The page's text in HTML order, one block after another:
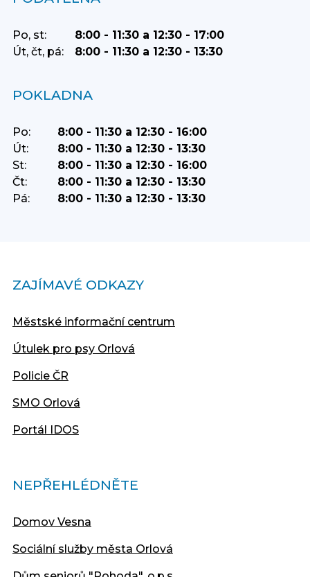
Po, st:
8:00 - 11:30 a 12:30 - 17:00
Út, čt, pá:
8:00 - 11:30 a 12:30 - 13:30
POKLADNA
Po:
8:00 - 11:30 a 12:30 - 16:00
Út:
8:00 - 11:30 a 12:30 - 13:30
St:
8:00 - 11:30 a 12:30 - 16:00
Čt:
8:00 - 11:30 a 12:30 - 13:30
Pá:
8:00 - 11:30 a 12:30 - 13:30
ZAJÍMAVÉ ODKAZY
Městské informační centrum
Útulek pro psy Orlová
Policie ČR
SMO Orlová
Portál IDOS
NEPŘEHLÉDNĚTE
Domov Vesna
Sociální služby města Orlová